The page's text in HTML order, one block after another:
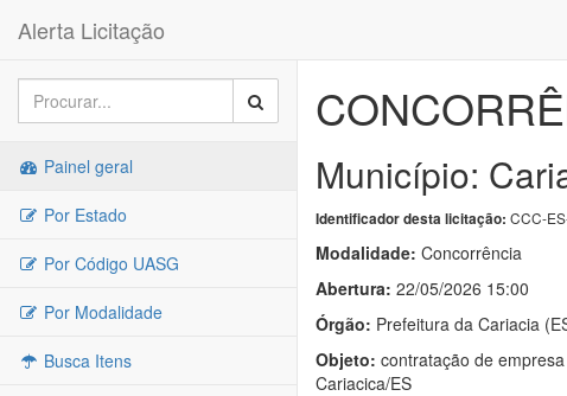
Alerta Licitação
Painel geral
Por Estado
Por Código UASG
Por Modalidade
Busca Itens
Município:
Identificador desta licitação: CCC-
Modalidade: Concorrência
Abertura: 22/05/2026 15:00
Órgão: Prefeitura da Cariacia
Objeto: contratação de
Cariacica/ES